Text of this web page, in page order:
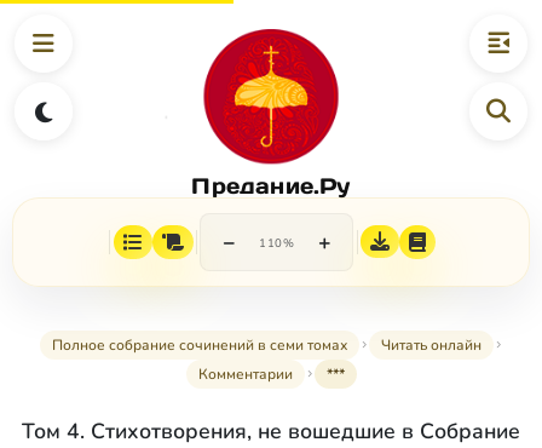
Предание.Ру
− 110% +
Полное собрание сочинений в семи томах
Читать онлайн
Комментарии
***
Том 4. Стихотворения, не вошедшие в Собрание